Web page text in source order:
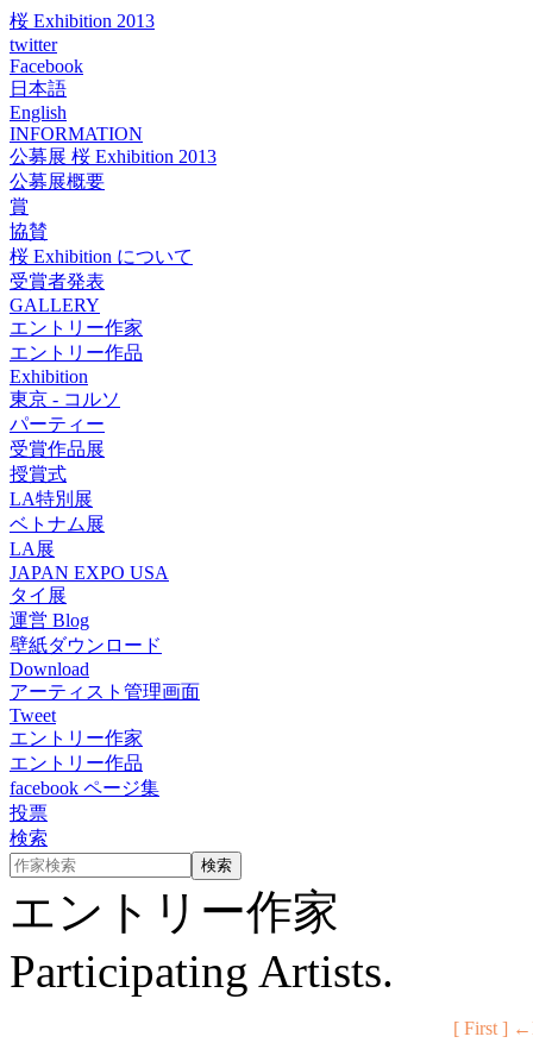
桜 Exhibition 2013
twitter
Facebook
日本語
English
INFORMATION
公募展 桜 Exhibition 2013
公募展概要
賞
協賛
桜 Exhibition について
受賞者発表
GALLERY
エントリー作家
エントリー作品
Exhibition
東京 - コルソ
パーティー
受賞作品展
授賞式
LA特別展
ベトナム展
LA展
JAPAN EXPO USA
タイ展
運営 Blog
壁紙ダウンロード
Download
アーティスト管理画面
Tweet
エントリー作家
エントリー作品
facebook ページ集
投票
検索
エントリー作家
Participating Artists.
[ First ]